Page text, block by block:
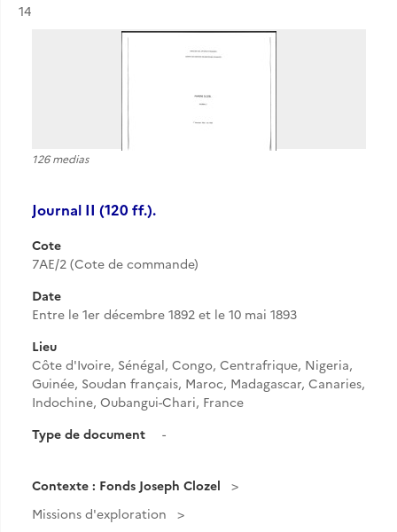
Résultat n°
14
126 medias
Journal II (120 ff.).
Cote
7AE/2 (Cote de commande)
Date
Entre le 1er décembre 1892 et le 10 mai 1893
Lieu
Côte d'Ivoire, Sénégal, Congo, Centrafrique, Nigeria,
Guinée, Soudan français, Maroc, Madagascar, Canaries,
Indochine, Oubangui-Chari, France
Type de document
-
Contexte : Fonds Joseph Clozel
Missions d'exploration